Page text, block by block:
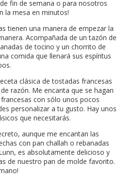
fin de semana o para nosotros
la mesa en minutos!
tienen una manera de empezar la
Acompañada de un tazón de
de tocino y un chorrito de
comida que llenará sus espíritus
clásica de tostadas francesas
razón. Me encanta que se hagan
con sólo unos pocos
personalizar a tu gusto. Hay unos
que necesitarás.
aunque me encantan las
con pan challah o rebanadas
es absolutamente delicioso y
de nuestro pan de molde favorito.